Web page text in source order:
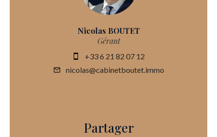
Nicolas BOUTET
Gérant
+33 6 21 82 07 12
nicolas@cabinetboutet.immo
Partager